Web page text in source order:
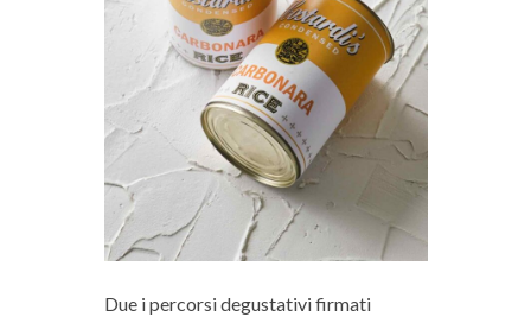
Due i percorsi degustativi firmati